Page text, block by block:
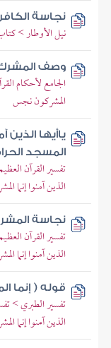
نجاسة الكافر
نيل الأوطار >
وصف
الجامع لأحكام
المشركون نجس
ياأيها الذين
المسجد
تفسير القرآن
الذين آمنوا إنما
نجاسة
تفسير القرآن
الذين آمنوا إنما
قوله ( إنما
تفسير الطبري >
الذين آمنوا إنما